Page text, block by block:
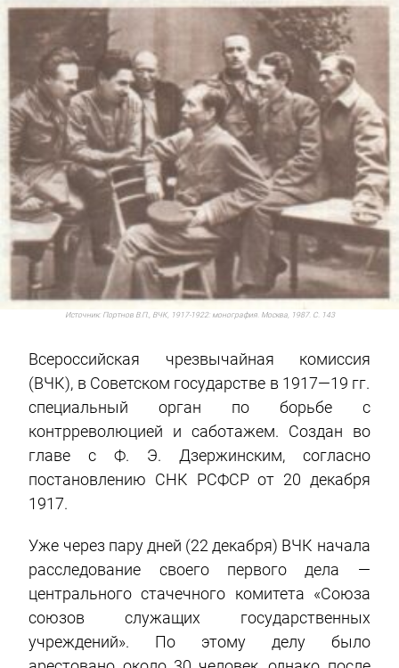
Источник: Портнов В.П., ВЧК, 1917-1922: монография. Москва, 1987. С. 143
Всероссийская чрезвычайная комиссия
(ВЧК), в Советском государстве в 1917—19 гг.
специальный орган по борьбе с
контрреволюцией и саботажем. Создан во
главе с Ф. Э. Дзержинским, согласно
постановлению СНК РСФСР от 20 декабря
1917.
Уже через пару дней (22 декабря) ВЧК начала
расследование своего первого дела —
центрального стачечного комитета «Союза
союзов служащих государственных
учреждений». По этому делу было